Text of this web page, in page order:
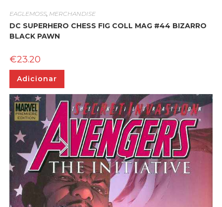
EAGLEMOSS, MERCHANDISE
DC SUPERHERO CHESS FIG COLL MAG #44 BIZARRO
BLACK PAWN
€23.20
Adicionar